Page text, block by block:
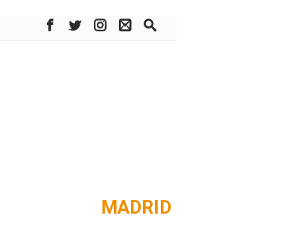
MADRID